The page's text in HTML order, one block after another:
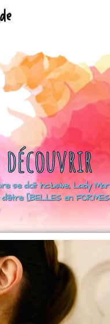
découvrir
se doit inclusive, Lady
[BELLES en